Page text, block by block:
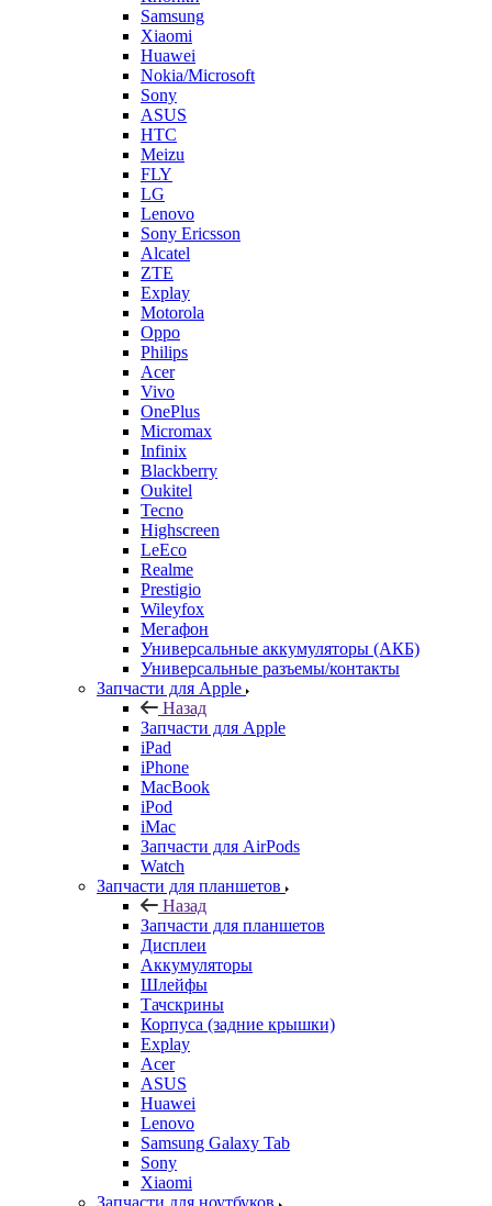
FLY
LG
Lenovo
Sony Ericsson
Alcatel
ZTE
Explay
Motorola
Oppo
Philips
Acer
Vivo
OnePlus
Micromax
Infinix
Blackberry
Oukitel
Tecno
Highscreen
LeEco
Realme
Prestigio
Wileyfox
Мегафон
Универсальные аккумуляторы (АКБ)
Универсальные разъемы/контакты
Запчасти для Apple
Назад
Запчасти для Apple
iPad
iPhone
MacBook
iPod
iMac
Запчасти для AirPods
Watch
Запчасти для планшетов
Назад
Запчасти для планшетов
Дисплеи
Аккумуляторы
Шлейфы
Тачскрины
Корпуса (задние крышки)
Explay
Acer
ASUS
Huawei
Lenovo
Samsung Galaxy Tab
Sony
Xiaomi
Запчасти для ноутбуков
Назад
Запчасти для ноутбуков
Зарядные устройства
Матрицы/экраны/дисплеи
Переходники и кабели
Системы охлаждения
Запчасти для смарт часов
Назад